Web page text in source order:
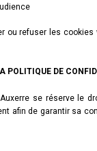
ou refuser les cookies
POLITIQUE DE
se réserve le
afin de garantir sa